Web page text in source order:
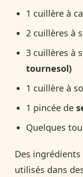
1 cuillère à
2 cuillères à
3 cuillères à
tournesol)
1 cuillère à
1 pincée de
Quelques
Des
utilisés dans